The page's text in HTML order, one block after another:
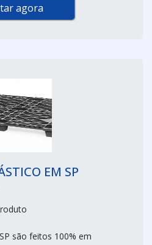
agora
EM SP
são feitos 100% em